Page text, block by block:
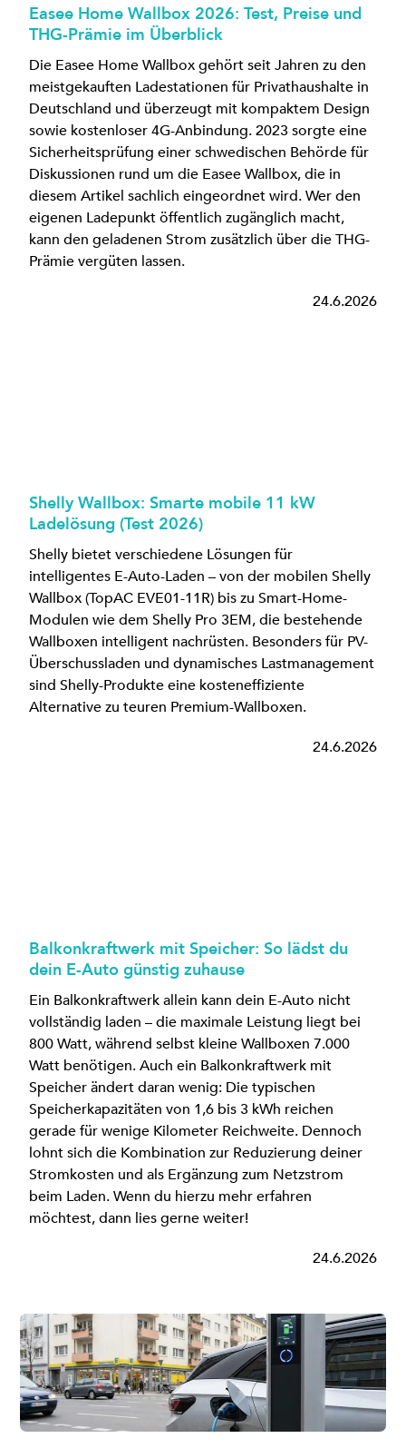
Easee Home Wallbox 2026: Test, Preise und
THG-Prämie im Überblick
Die Easee Home Wallbox gehört seit Jahren zu den
meistgekauften Ladestationen für Privathaushalte in
Deutschland und überzeugt mit kompaktem Design
sowie kostenloser 4G-Anbindung. 2023 sorgte eine
Sicherheitsprüfung einer schwedischen Behörde für
Diskussionen rund um die Easee Wallbox, die in
diesem Artikel sachlich eingeordnet wird. Wer den
eigenen Ladepunkt öffentlich zugänglich macht,
kann den geladenen Strom zusätzlich über die THG-
Prämie vergüten lassen.
24.6.2026
Shelly Wallbox: Smarte mobile 11 kW
Ladelösung (Test 2026)
Shelly bietet verschiedene Lösungen für
intelligentes E-Auto-Laden – von der mobilen Shelly
Wallbox (TopAC EVE01-11R) bis zu Smart-Home-
Modulen wie dem Shelly Pro 3EM, die bestehende
Wallboxen intelligent nachrüsten. Besonders für PV-
Überschussladen und dynamisches Lastmanagement
sind Shelly-Produkte eine kosteneffiziente
Alternative zu teuren Premium-Wallboxen.
24.6.2026
Balkonkraftwerk mit Speicher: So lädst du
dein E-Auto günstig zuhause
Ein Balkonkraftwerk allein kann dein E-Auto nicht
vollständig laden – die maximale Leistung liegt bei
800 Watt, während selbst kleine Wallboxen 7.000
Watt benötigen. Auch ein Balkonkraftwerk mit
Speicher ändert daran wenig: Die typischen
Speicherkapazitäten von 1,6 bis 3 kWh reichen
gerade für wenige Kilometer Reichweite. Dennoch
lohnt sich die Kombination zur Reduzierung deiner
Stromkosten und als Ergänzung zum Netzstrom
beim Laden. Wenn du hierzu mehr erfahren
möchtest, dann lies gerne weiter!
24.6.2026